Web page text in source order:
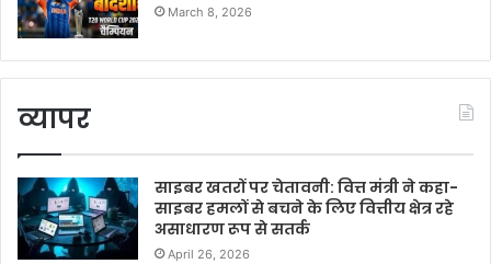
March 8, 2026
व्यापर
साइबर खतरों पर चेतावनी: वित्त मंत्री ने कहा-
साइबर हमलों से बचने के लिए वित्तीय क्षेत्र रहे
असाधारण रूप से सतर्क
April 26, 2026